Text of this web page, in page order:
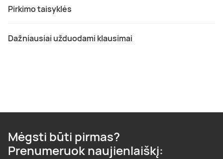
Pirkimo taisyklės
Dažniausiai užduodami klausimai
Mėgsti būti pirmas?
Prenumeruok naujienlaiškį: